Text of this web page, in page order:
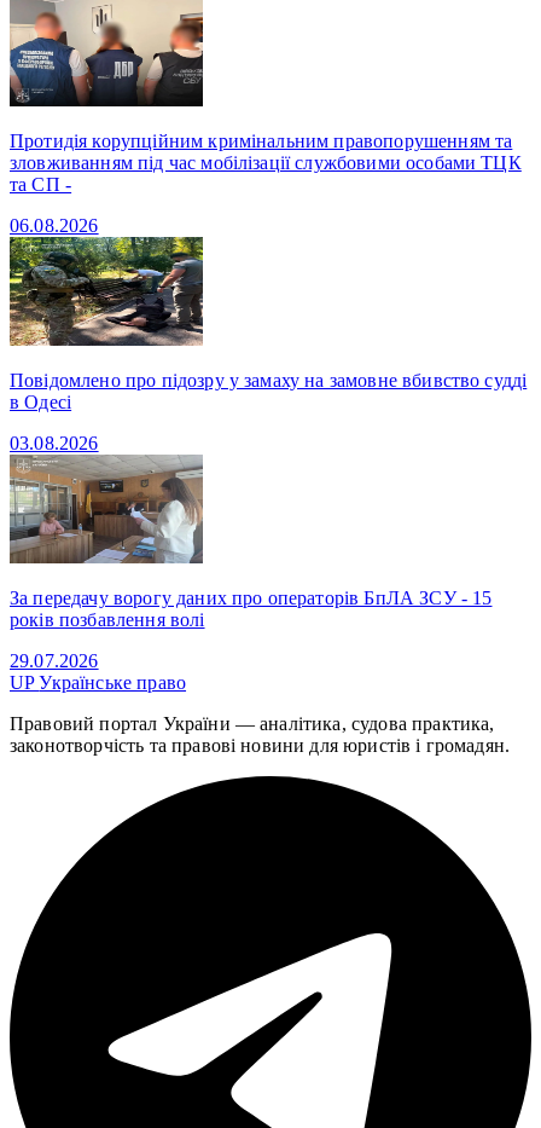
Протидія корупційним кримінальним правопорушенням та
зловживанням під час мобілізації службовими особами ТЦК
та СП -
06.08.2026
Повідомлено про підозру у замаху на замовне вбивство судді
в Одесі
03.08.2026
За передачу ворогу даних про операторів БпЛА ЗСУ - 15
років позбавлення волі
29.07.2026
UPУкраїнське право
Правовий портал України — аналітика, судова практика,
законотворчість та правові новини для юристів і громадян.